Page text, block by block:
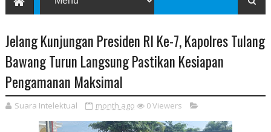
Jelang Kunjungan Presiden RI Ke-7, Kapolres Tulang
Bawang Turun Langsung Pastikan Kesiapan
Pengamanan Maksimal
Suara Intelektual month ago 0Viewers